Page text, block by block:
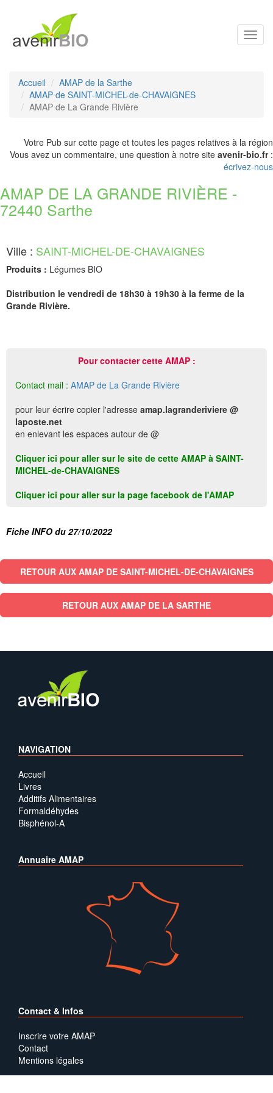
Accueil
AMAP de la Sarthe
AMAP de SAINT-MICHEL-de-CHAVAIGNES
AMAP de La Grande Rivière
Votre Pub sur cette page et toutes les pages relatives à la région
Vous avez un commentaire, une question à notre site avenir-bio.fr:
écrivez-nous
AMAP DE LA GRANDE RIVIÈRE -
72440 Sarthe
Ville : SAINT-MICHEL-DE-CHAVAIGNES
Produits : Légumes BIO
Distribution le vendredi de 18h30 à 19h30 à la ferme de la
Grande Rivière.
Pour contacter cette AMAP :
Contact mail : AMAP de La Grande Rivière
pour leur écrire copier l'adresse amap.lagranderiviere @
laposte.net
en enlevant les espaces autour de @
Cliquer ici pour aller sur le site de cette AMAP à SAINT-
MICHEL-de-CHAVAIGNES
Cliquer ici pour aller sur la page facebook de l'AMAP
Fiche INFO du 27/10/2022
RETOUR AUX AMAP DE SAINT-MICHEL-DE-CHAVAIGNES
RETOUR AUX AMAP DE LA SARTHE
NAVIGATION
Accueil
Livres
Additifs Alimentaires
Formaldéhydes
Bisphénol-A
Annuaire AMAP
Contact & Infos
Inscrire votre AMAP
Contact
Mentions légales